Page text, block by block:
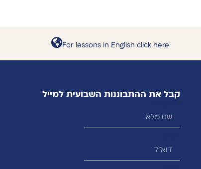
For lessons in English click here
קבל את ההתבוננות השבועית למייל